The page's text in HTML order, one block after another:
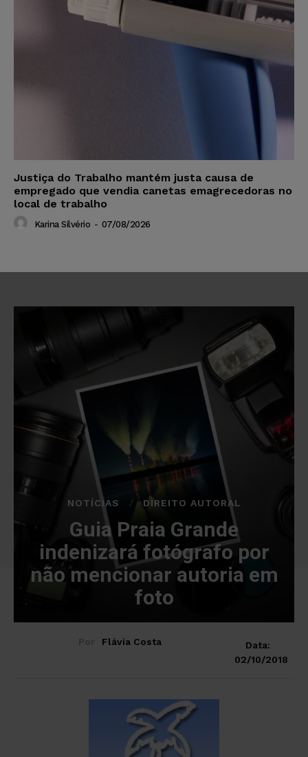
Justiça do Trabalho mantém justa causa de
empregado que vendia canetas emagrecedoras no
local de trabalho
Karina Silvério - 07/08/2026